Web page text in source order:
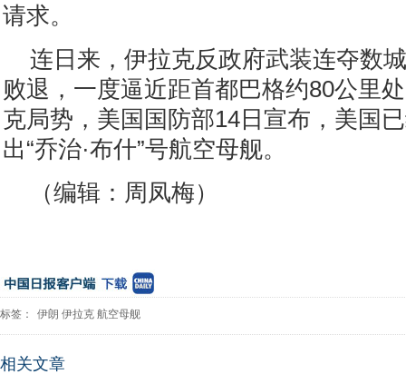
请求。
连日来，伊拉克反政府武装连夺数
败退，一度逼近距首都巴格约80公里
克局势，美国国防部14日宣布，美国
出“乔治·布什”号航空母舰。
（编辑：周凤梅）
标签： 伊朗 伊拉克 航空母舰
相关文章